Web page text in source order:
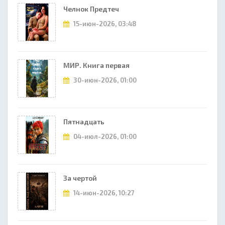
Челнок Предтеч
15-июн-2026, 03:48
МИР. Книга первая
30-июн-2026, 01:00
Пятнадцать
04-июл-2026, 01:00
За чертой
14-июн-2026, 10:27